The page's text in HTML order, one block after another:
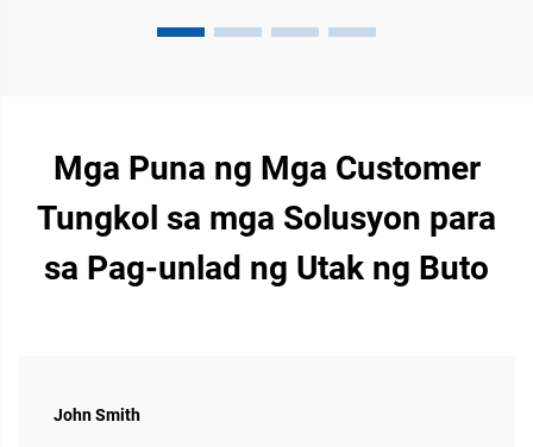
Mga Puna ng Mga Customer
Tungkol sa mga Solusyon para
sa Pag-unlad ng Utak ng Buto
John Smith